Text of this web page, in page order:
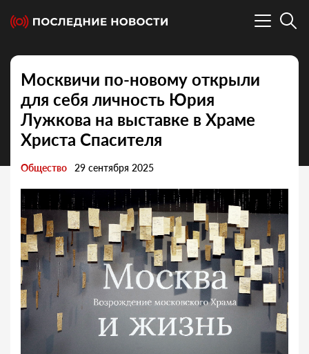
Москвичи по-новому открыли
для себя личность Юрия
Лужкова на выставке в Храме
Христа Спасителя
Общество 29 сентября 2025